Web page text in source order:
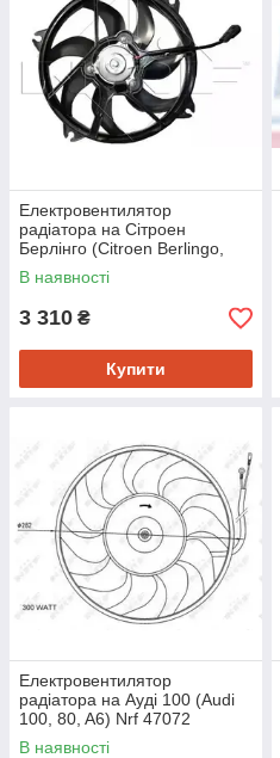
Електровентилятор
радіатора на Сітроен
Берлінго (Citroen Berlingo,
C4) Nrf 47339
В наявності
3 310 ₴
Купити
Електровентилятор
радіатора на Ауді 100 (Audi
100, 80, A6) Nrf 47072
В наявності